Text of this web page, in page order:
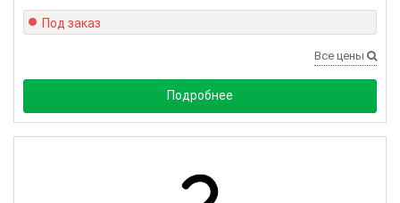
Под заказ
Все цены
Подробнее